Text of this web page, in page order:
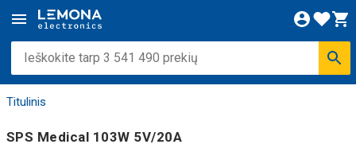
Titulinis
SPS Medical 103W 5V/20A